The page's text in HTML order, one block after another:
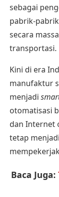
sebagai
pabrik-
secara
transportasi.
Kini di era
manufaktur
menjadi
otomatisasi
dan Internet
tetap
Baca Juga: